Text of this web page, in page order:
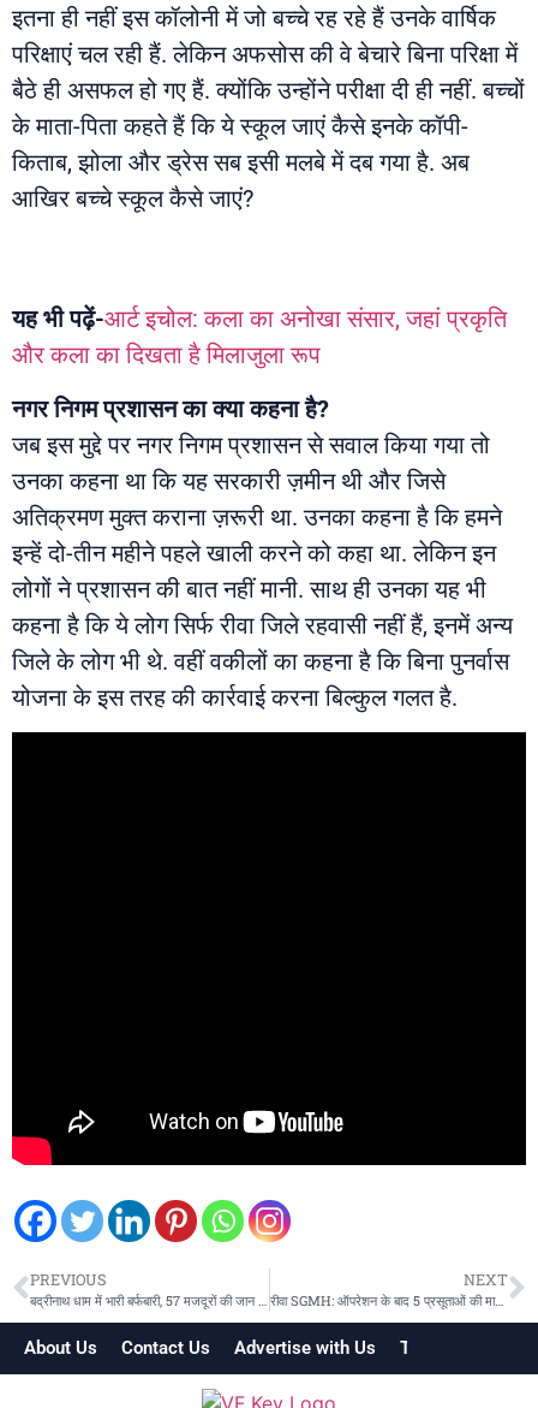
इतना ही नहीं इस कॉलोनी में जो बच्चे रह रहे हैं उनके वार्षिक
परिक्षाएं चल रही हैं. लेकिन अफसोस की वे बेचारे बिना परिक्षा में
बैठे ही असफल हो गए हैं. क्योंकि उन्होंने परीक्षा दी ही नहीं. बच्चों
के माता-पिता कहते हैं कि ये स्कूल जाएं कैसे इनके कॉपी-
किताब, झोला और ड्रेस सब इसी मलबे में दब गया है. अब
आखिर बच्चे स्कूल कैसे जाएं?
यह भी पढ़ें-आर्ट इचोल: कला का अनोखा संसार, जहां प्रकृति
और कला का दिखता है मिलाजुला रूप
नगर निगम प्रशासन का क्या कहना है?
जब इस मुद्दे पर नगर निगम प्रशासन से सवाल किया गया तो
उनका कहना था कि यह सरकारी ज़मीन थी और जिसे
अतिक्रमण मुक्त कराना ज़रूरी था. उनका कहना है कि हमने
इन्हें दो-तीन महीने पहले खाली करने को कहा था. लेकिन इन
लोगों ने प्रशासन की बात नहीं मानी. साथ ही उनका यह भी
कहना है कि ये लोग सिर्फ रीवा जिले रहवासी नहीं हैं, इनमें अन्य
जिले के लोग भी थे. वहीं वकीलों का कहना है कि बिना पुनर्वास
योजना के इस तरह की कार्रवाई करना बिल्कुल गलत है.
PREVIOUS NEXT
रीवा SGMH: ऑपरेशन के बाद 5 प्रसूताओं की मानसिक स्थिति बिगड़ी, अस्पताल प्रबंधन की गंभीर लापरवाही!
About Us Contact Us Advertise with Us Terms &